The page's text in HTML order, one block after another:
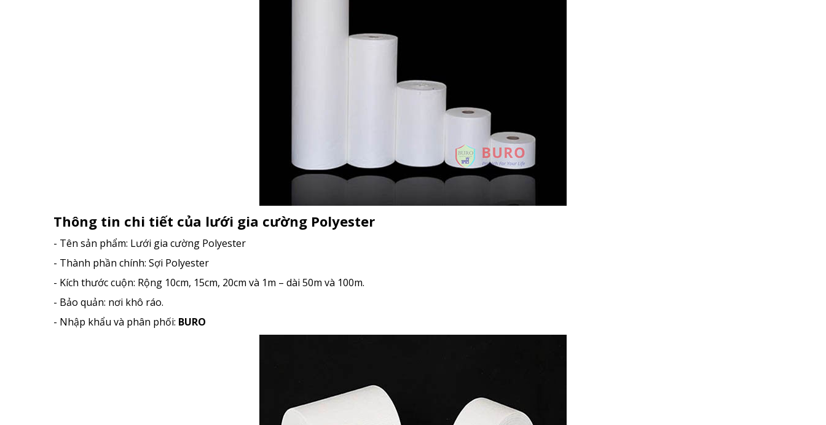
Thông tin chi tiết của lưới gia cường Polyester
- Tên sản phẩm: Lưới gia cường Polyester
- Thành phần chính: Sợi Polyester
- Kích thước cuộn: Rộng 10cm, 15cm, 20cm và 1m – dài 50m và 100m.
- Bảo quản: nơi khô ráo.
- Nhập khẩu và phân phối: BURO